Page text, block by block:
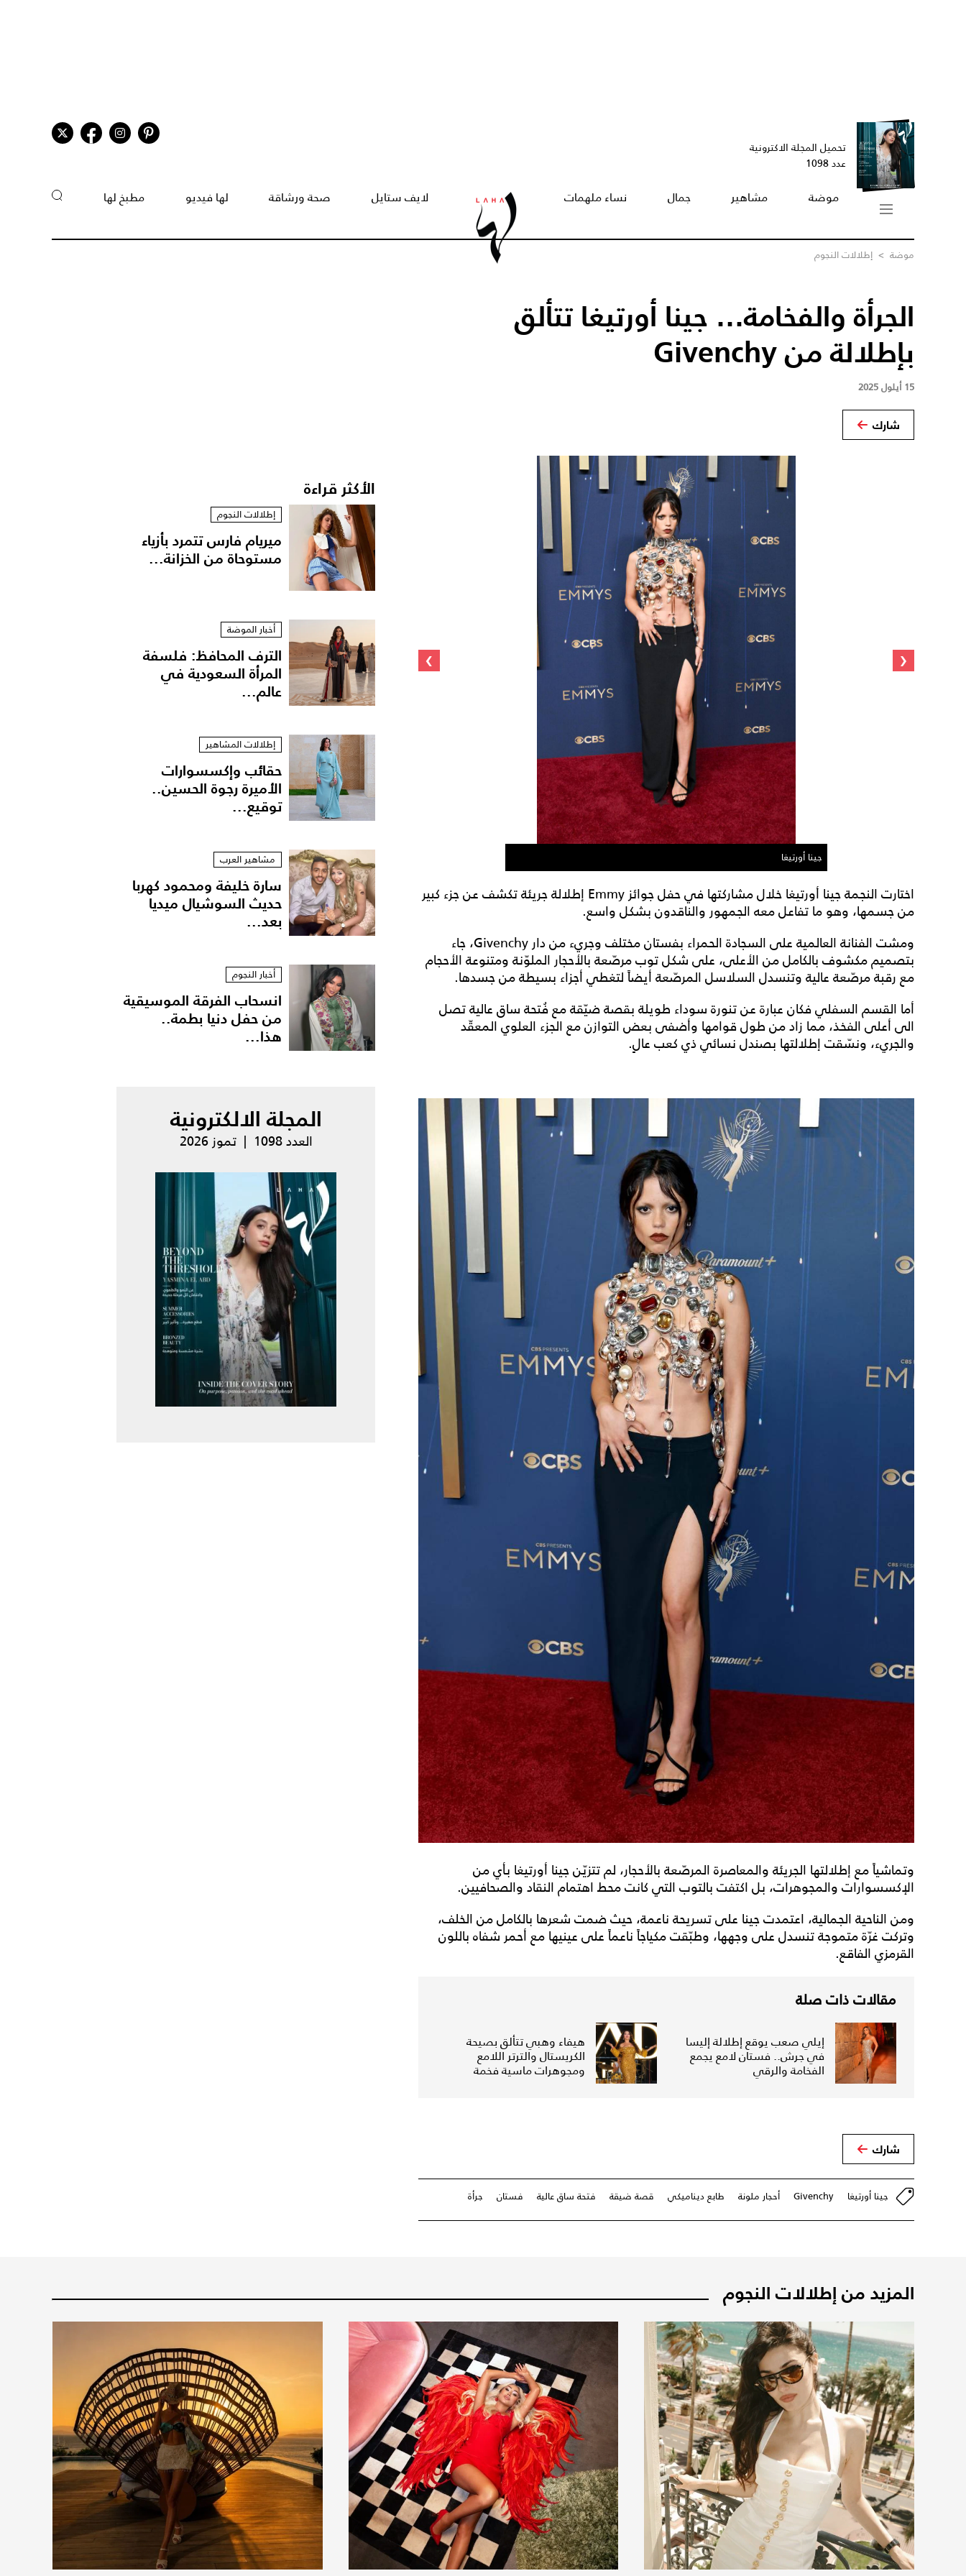
تحميل المجلة الاكترونية
عدد 1098
موضة مشاهير جمال نساء ملهمات لايف ستايل صحة ورشاقة لها فيديو مطبخ لها
موضة > إطلالات النجوم
الجرأة والفخامة... جينا أورتيغا تتألق
بإطلالة من Givenchy
15 أيلول 2025
شارك
جينا أورتيغا
‹
›
اختارت النجمة جينا أورتيغا خلال مشاركتها في حفل جوائز Emmy إطلالة جريئة تكشف عن جزء كبير
من جسمها، وهو ما تفاعل معه الجمهور والناقدون بشكل واسع.
ومشت الفنانة العالمية على السجادة الحمراء بفستان مختلف وجريء من دار Givenchy، جاء
بتصميم مكشوف بالكامل من الأعلى، على شكل توب مرصّعة بالأحجار الملوّنة ومتنوعة الأحجام
مع رقبة مرصّعة عالية وتنسدل السلاسل المرصّعة أيضاً لتغطي أجزاء بسيطة من جسدها.
أما القسم السفلي فكان عبارة عن تنورة سوداء طويلة بقصة ضيّقة مع فُتحة ساق عالية تصل
الى أعلى الفخذ، مما زاد من طول قوامها وأضفى بعض التوازن مع الجزء العلوي المعقّد
والجريء، ونسّقت إطلالتها بصندل نسائي ذي كعب عالٍ.
وتماشياً مع إطلالتها الجريئة والمعاصرة المرصّعة بالأحجار، لم تتزيّن جينا أورتيغا بأي من
الإكسسوارات والمجوهرات، بل اكتفت بالتوب التي كانت محط اهتمام النقاد والصحافيين.
ومن الناحية الجمالية، اعتمدت جينا على تسريحة ناعمة، حيث ضمت شعرها بالكامل من الخلف،
وتركت غرّة متموجة تنسدل على وجهها، وطبّقت مكياجاً ناعماً على عينيها مع أحمر شفاه باللون
القرمزي الفاقع.
مقالات ذات صلة
إيلي صعب يوقع إطلالة إليسا
في جرش.. فستان لامع يجمع
الفخامة والرقي
هيفاء وهبي تتألق بصيحة
الكريستال والترتر اللامع
ومجوهرات ماسية فخمة
شارك
جينا أورتيغا Givenchy أحجار ملونة طابع ديناميكي قصة ضيقة فتحة ساق عالية فستان جرأة
الأكثر قراءة
إطلالات النجوم
ميريام فارس تتمرد بأزياء
مستوحاة من الخزانة...
أخبار الموضة
الترف المحافظ: فلسفة
المرأة السعودية في
عالم...
إطلالات المشاهير
حقائب وإكسسوارات
الأميرة رجوة الحسين..
توقيع...
مشاهير العرب
سارة خليفة ومحمود كهربا
حديث السوشيال ميديا
بعد...
أخبار النجوم
انسحاب الفرقة الموسيقية
من حفل دنيا بطمة..
هذا...
المجلة الالكترونية
العدد 1098 | تموز 2026
المزيد من إطلالات النجوم